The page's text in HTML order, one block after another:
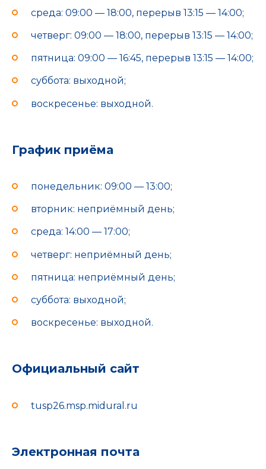
среда: 09:00 — 18:00, перерыв 13:15 — 14:00;
четверг: 09:00 — 18:00, перерыв 13:15 — 14:00;
пятница: 09:00 — 16:45, перерыв 13:15 — 14:00;
суббота: выходной;
воскресенье: выходной.
График приёма
понедельник: 09:00 — 13:00;
вторник: неприёмный день;
среда: 14:00 — 17:00;
четверг: неприёмный день;
пятница: неприёмный день;
суббота: выходной;
воскресенье: выходной.
Официальный сайт
tusp26.msp.midural.ru
Электронная почта